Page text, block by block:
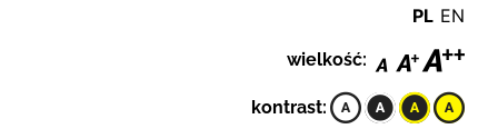
PL EN
wielkość:
kontrast: